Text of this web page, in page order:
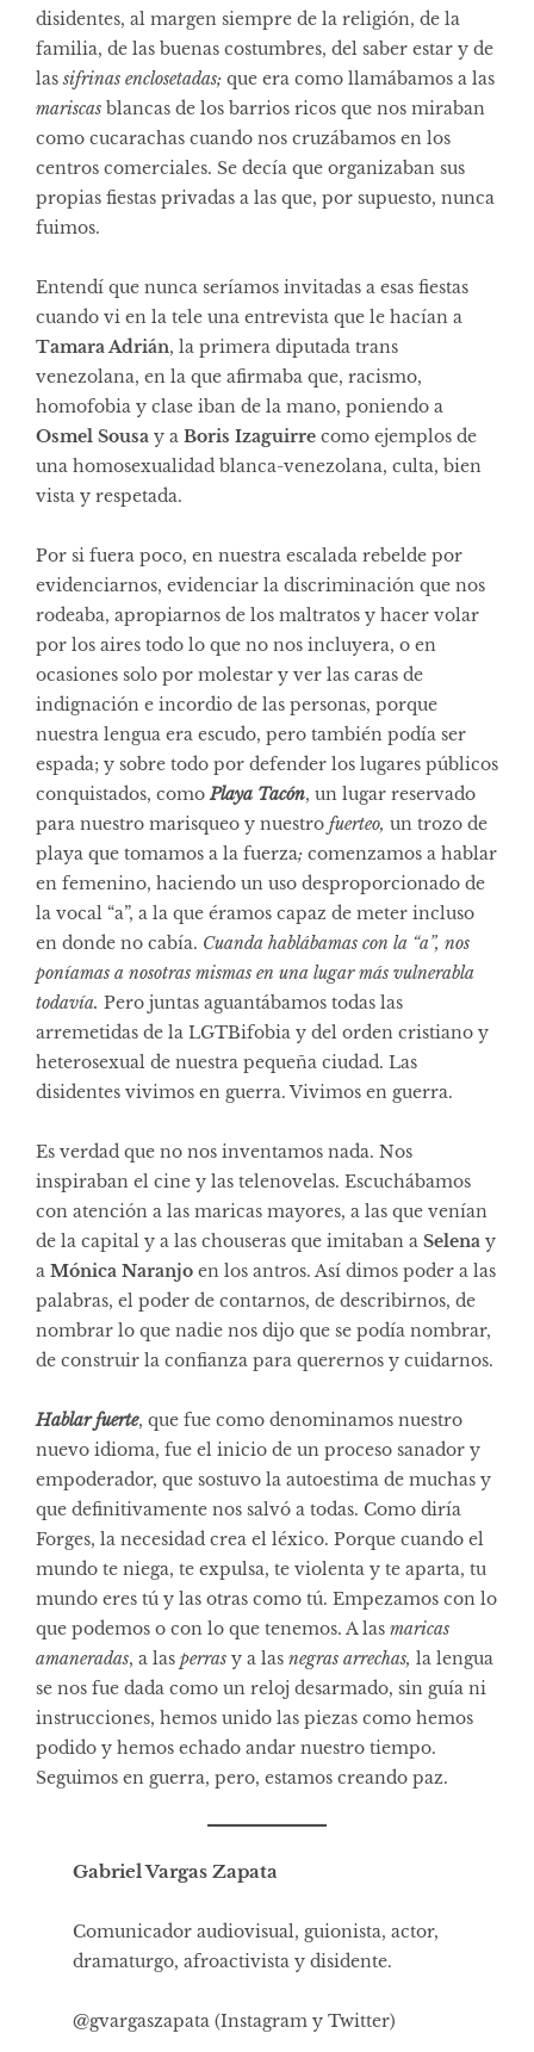
disidentes, al margen siempre de la religión, de la
familia, de las buenas costumbres, del saber estar y de
las sifrinas enclosetadas; que era como llamábamos a las
mariscas blancas de los barrios ricos que nos miraban
como cucarachas cuando nos cruzábamos en los
centros comerciales. Se decía que organizaban sus
propias fiestas privadas a las que, por supuesto, nunca
fuimos.
Entendí que nunca seríamos invitadas a esas fiestas
cuando vi en la tele una entrevista que le hacían a
Tamara Adrián, la primera diputada trans
venezolana, en la que afirmaba que, racismo,
homofobia y clase iban de la mano, poniendo a
Osmel Sousa y a Boris Izaguirre como ejemplos de
una homosexualidad blanca-venezolana, culta, bien
vista y respetada.
Por si fuera poco, en nuestra escalada rebelde por
evidenciarnos, evidenciar la discriminación que nos
rodeaba, apropiarnos de los maltratos y hacer volar
por los aires todo lo que no nos incluyera, o en
ocasiones solo por molestar y ver las caras de
indignación e incordio de las personas, porque
nuestra lengua era escudo, pero también podía ser
espada; y sobre todo por defender los lugares públicos
conquistados, como Playa Tacón, un lugar reservado
para nuestro marisqueo y nuestro fuerteo, un trozo de
playa que tomamos a la fuerza; comenzamos a hablar
en femenino, haciendo un uso desproporcionado de
la vocal “a”, a la que éramos capaz de meter incluso
en donde no cabía. Cuanda hablábamas con la “a”, nos
poníamas a nosotras mismas en una lugar más vulnerabla
todavía. Pero juntas aguantábamos todas las
arremetidas de la LGTBifobia y del orden cristiano y
heterosexual de nuestra pequeña ciudad. Las
disidentes vivimos en guerra. Vivimos en guerra.
Es verdad que no nos inventamos nada. Nos
inspiraban el cine y las telenovelas. Escuchábamos
con atención a las maricas mayores, a las que venían
de la capital y a las chouseras que imitaban a Selena y
a Mónica Naranjo en los antros. Así dimos poder a las
palabras, el poder de contarnos, de describirnos, de
nombrar lo que nadie nos dijo que se podía nombrar,
de construir la confianza para querernos y cuidarnos.
Hablar fuerte, que fue como denominamos nuestro
nuevo idioma, fue el inicio de un proceso sanador y
empoderador, que sostuvo la autoestima de muchas y
que definitivamente nos salvó a todas. Como diría
Forges, la necesidad crea el léxico. Porque cuando el
mundo te niega, te expulsa, te violenta y te aparta, tu
mundo eres tú y las otras como tú. Empezamos con lo
que podemos o con lo que tenemos. A las maricas
amaneradas, a las perras y a las negras arrechas, la lengua
se nos fue dada como un reloj desarmado, sin guía ni
instrucciones, hemos unido las piezas como hemos
podido y hemos echado andar nuestro tiempo.
Seguimos en guerra, pero, estamos creando paz.
Gabriel Vargas Zapata
Comunicador audiovisual, guionista, actor,
dramaturgo, afroactivista y disidente.
@gvargaszapata (Instagram y Twitter)